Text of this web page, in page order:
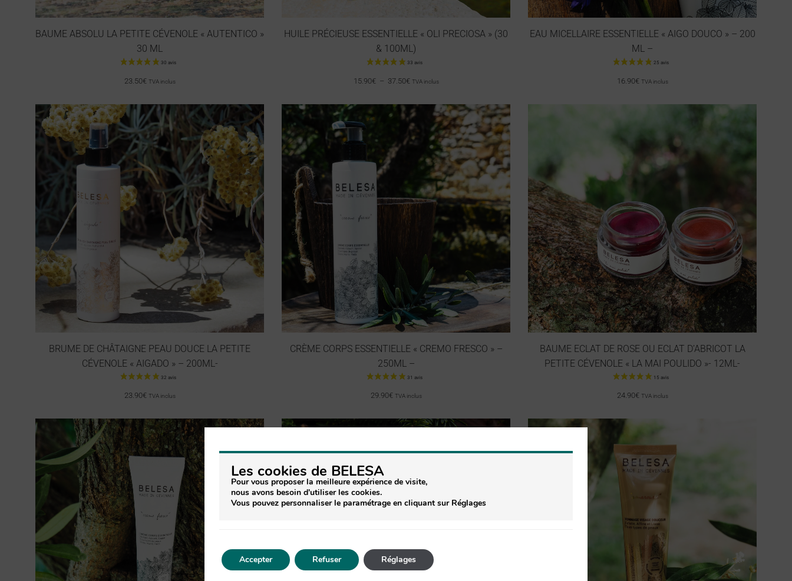
65 avis 83 avis
BAUME ABSOLU LA PETITE CÉVENOLE « AUTENTICO »
30 ML
23.50€ TVA inclus
HUILE PRÉCIEUSE ESSENTIELLE « OLI PRECIOSA » (30
& 100ML)
15.90€ – 37.50€ TVA inclus
EAU MICELLAIRE ESSENTIELLE « AIGO DOUCO » – 200
ML –
16.90€ TVA inclus
BRUME DE CHÂTAIGNE PEAU DOUCE LA PETITE
CÉVENOLE « AIGADO » – 200ML-
23.90€ TVA inclus
CRÈME CORPS ESSENTIELLE « CREMO FRESCO » –
250ML –
29.90€ TVA inclus
BAUME ECLAT DE ROSE OU ECLAT D’ABRICOT LA
PETITE CÉVENOLE « LA MAI POULIDO »- 12ML-
24.90€ TVA inclus
Les cookies de BELESA
Pour vous proposer la meilleure expérience de visite,
nous avons besoin d'utiliser les cookies.
Vous pouvez personnaliser le paramétrage en cliquant sur Réglages
Accepter Refuser Réglages